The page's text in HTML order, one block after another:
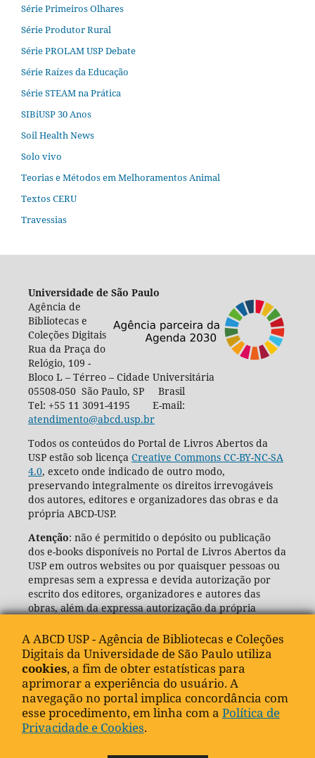
Série Primeiros Olhares
Série Produtor Rural
Série PROLAM USP Debate
Série Raízes da Educação
Série STEAM na Prática
SIBiUSP 30 Anos
Soil Health News
Solo vivo
Teorias e Métodos em Melhoramentos Animal
Textos CERU
Travessias
Universidade de São Paulo
Agência de
Bibliotecas e
Coleções Digitais
Rua da Praça do
Relógio, 109 -
Bloco L – Térreo – Cidade Universitária
05508-050 São Paulo, SP Brasil
Tel: +55 11 3091-4195 E-mail:
atendimento@abcd.usp.br
Todos os conteúdos do Portal de Livros Abertos da
USP estão sob licença Creative Commons CC-BY-NC-SA
4.0, exceto onde indicado de outro modo,
preservando integralmente os direitos irrevogáveis
dos autores, editores e organizadores das obras e da
própria ABCD-USP.
Atenção: não é permitido o depósito ou publicação
dos e-books disponíveis no Portal de Livros Abertos da
USP em outros websites ou por quaisquer pessoas ou
empresas sem a expressa e devida autorização por
escrito dos editores, organizadores e autores das
obras, além da expressa autorização da própria
(ABCD-USP).
A ABCD USP - Agência de Bibliotecas e Coleções
Digitais da Universidade de São Paulo utiliza
cookies, a fim de obter estatísticas para
aprimorar a experiência do usuário. A
navegação no portal implica concordância com
esse procedimento, em linha com a Política de
Privacidade e Cookies.